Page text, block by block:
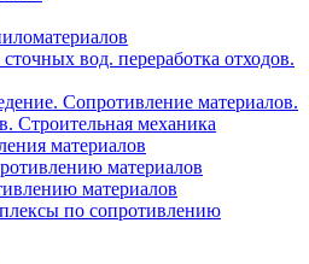
вод. переработка отходов.
Сопротивление материалов.
Строительная механика
материалов
материалов
материалов
по сопротивлению